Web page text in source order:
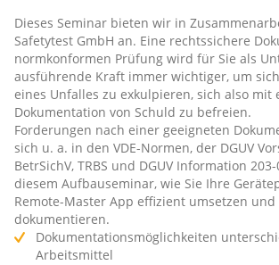
Dieses Seminar bieten wir in
Safetytest GmbH an. Eine rechtssichere
normkonformen Prüfung wird für Sie als
ausführende Kraft immer wichtiger, um
eines Unfalles zu exkulpieren, sich also mit
Dokumentation von Schuld zu befreien.
Forderungen nach einer geeigneten
sich u. a. in den VDE-Normen, der DGUV
BetrSichV, TRBS und DGUV Information
diesem Aufbauseminar, wie Sie Ihre
Remote-Master App effizient umsetzen
dokumentieren.
Dokumentationsmöglichkeiten
Arbeitsmittel